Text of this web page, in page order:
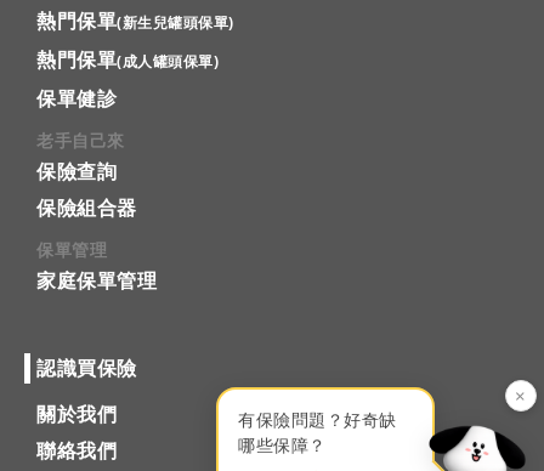
熱門保單(新生兒罐頭保單)
熱門保單(成人罐頭保單)
保單健診
老手自己來
保險查詢
保險組合器
保單管理
家庭保單管理
認識買保險
關於我們
聯絡我們
×
有保險問題？好奇缺
哪些保障？